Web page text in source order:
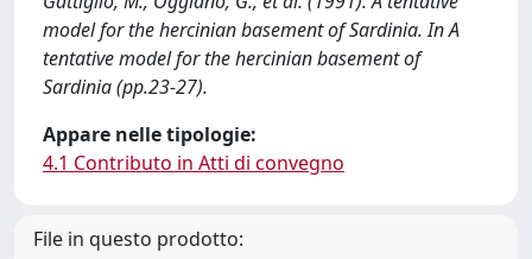
model for the hercinian basement of Sardinia. In A
tentative model for the hercinian basement of
Sardinia (pp.23-27).
Appare nelle tipologie:
4.1 Contributo in Atti di convegno
File in questo prodotto: